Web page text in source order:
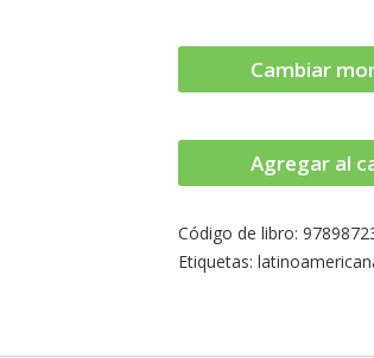
Cambiar
Agregar al
Código de libro:
Etiquetas: